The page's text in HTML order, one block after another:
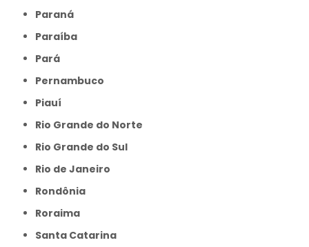
Paraná
Paraíba
Pará
Pernambuco
Piauí
Rio Grande do Norte
Rio Grande do Sul
Rio de Janeiro
Rondônia
Roraima
Santa Catarina